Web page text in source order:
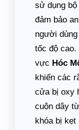
sử dụng
đảm bảo
người
tốc độ
vực Hóc
khiến các
cửa bị oxy
cuộn dây
khóa bị kẹt